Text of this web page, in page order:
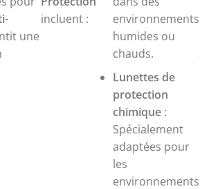
une
incluent :
environnements
humides ou
chauds.
Lunettes de
protection
chimique:
Spécialement
adaptées pour
les
environnements